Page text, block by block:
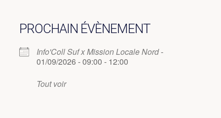
PROCHAIN ÉVÈNEMENT
Info'Coll Suf x Mission Locale Nord-
01/09/2026 - 09:00 - 12:00
Tout voir